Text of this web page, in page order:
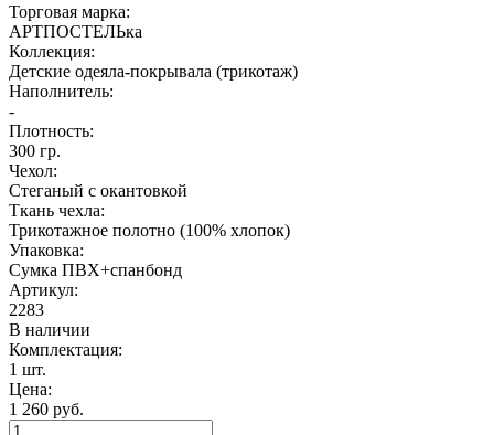
Торговая марка:
АРТПОСТЕЛЬка
Коллекция:
Детские одеяла-покрывала (трикотаж)
Наполнитель:
-
Плотность:
300 гр.
Чехол:
Стеганый с окантовкой
Ткань чехла:
Трикотажное полотно (100% хлопок)
Упаковка:
Сумка ПВХ+спанбонд
Артикул:
2283
В наличии
Комплектация:
1 шт.
Цена:
1 260 руб.